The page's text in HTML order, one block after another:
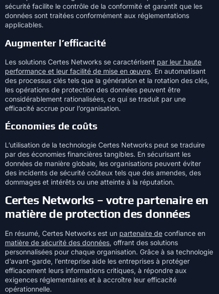
sécurité facilite le contrôle de la conformité et garantit que les
données sont traitées conformément aux réglementations
applicables.
Augmenter l’efficacité
Les solutions Certes Networks se caractérisent par leur haute
performance et leur facilité de mise en œuvre. En automatisant
des processus clés tels que la génération et la rotation des clés,
les opérations de protection des données peuvent être
considérablement rationalisées, ce qui se traduit par une
efficacité accrue pour l’organisation.
Économies de coûts
L’utilisation de la technologie Certes Networks peut se traduire
par des économies financières tangibles. En sécurisant les
données de manière globale, les organisations peuvent éviter
des incidents de sécurité coûteux tels que des amendes, des
dommages et intérêts ou une atteinte à la réputation.
Certes Networks – votre partenaire en
matière de protection des données
En résumé, Certes Networks est un partenaire de confiance en
matière de sécurité des données, offrant des solutions
personnalisées pour chaque organisation. Grâce à sa technologie
d’avant-garde, l’entreprise aide les entreprises à protéger
efficacement leurs informations critiques, à répondre aux
exigences réglementaires et à accroître leur efficacité
opérationnelle.